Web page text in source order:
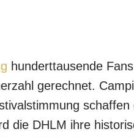
hunderttausende
gerechnet.
die DHLM ihre